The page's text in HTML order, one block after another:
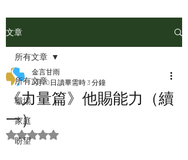
文章
所有文章
職場
家庭
盼望
所有文章
《力量篇》他賜能力（續
一）
金言甘雨
6月20日 讀畢需時 3 分鐘
評等為 NaN（最高為 5 顆星）。